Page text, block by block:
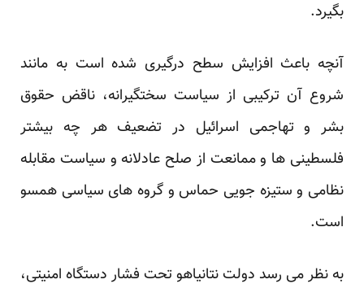
بگیرد.
آنچه باعث افزایش سطح درگیری شده است به مانند
شروع آن ترکیبی از سیاست سختگیرانه، ناقض حقوق
بشر و تهاجمی اسرائیل در تضعیف هر چه بیشتر
فلسطینی ها و ممانعت از صلح عادلانه و سیاست مقابله
نظامی و ستیزه جویی حماس و گروه های سیاسی همسو
است.
به نظر می رسد دولت نتانیاهو تحت فشار دستگاه امنیتی،